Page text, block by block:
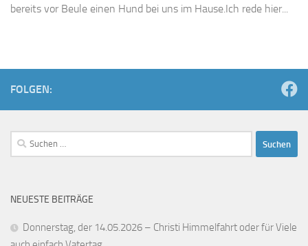
bereits vor Beule einen Hund bei uns im Hause.Ich rede hier...
FOLGEN:
Suchen
nach:
NEUESTE BEITRÄGE
Donnerstag, der 14.05.2026 – Christi Himmelfahrt oder für Viele